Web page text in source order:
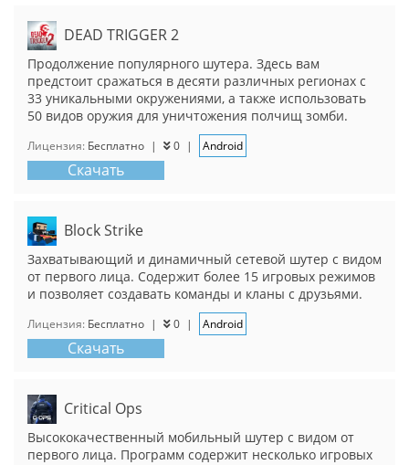
DEAD TRIGGER 2
Продолжение популярного шутера. Здесь вам
предстоит сражаться в десяти различных регионах с
33 уникальными окружениями, а также использовать
50 видов оружия для уничтожения полчищ зомби.
Лицензия: Бесплатно | 0 | Android
Скачать
Block Strike
Захватывающий и динамичный сетевой шутер с видом
от первого лица. Содержит более 15 игровых режимов
и позволяет создавать команды и кланы с друзьями.
Лицензия: Бесплатно | 0 | Android
Скачать
Critical Ops
Высококачественный мобильный шутер с видом от
первого лица. Программ содержит несколько игровых